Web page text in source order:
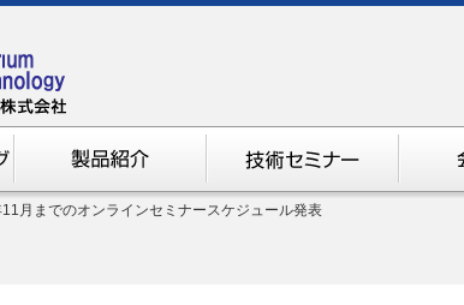
月までのオンラインセミナースケジュール発表